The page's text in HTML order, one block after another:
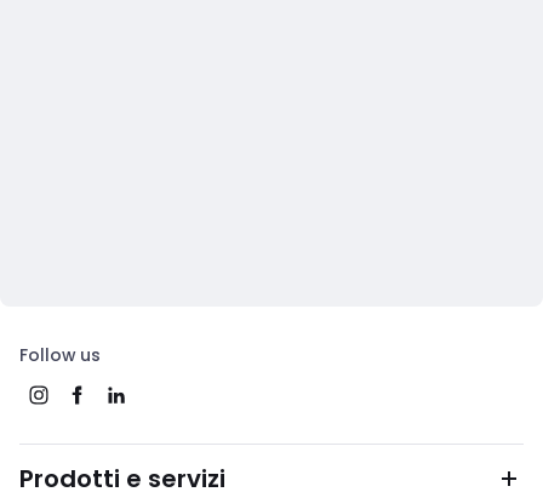
Follow us
Prodotti e servizi